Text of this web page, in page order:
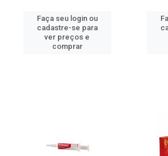
Faça seu login ou
cadastre-se para
ver preços e
comprar